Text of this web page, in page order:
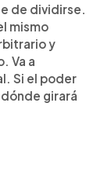
de dividirse.
mismo
y
Va a
Si el poder
girará